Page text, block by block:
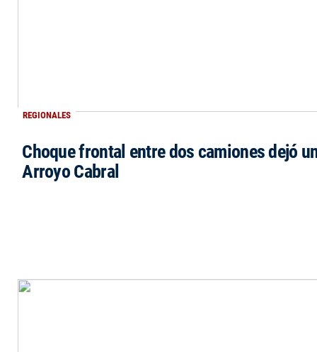
REGIONALES
Choque frontal entre dos camiones dejó
Arroyo Cabral